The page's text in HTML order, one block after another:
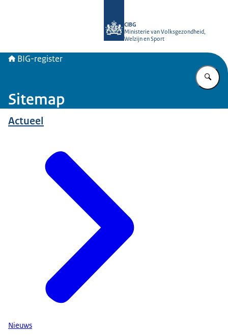
CIBG
Ministerie van Volksgezondheid,
Welzijn en Sport
BIG-register
Sitemap
Actueel
Nieuws